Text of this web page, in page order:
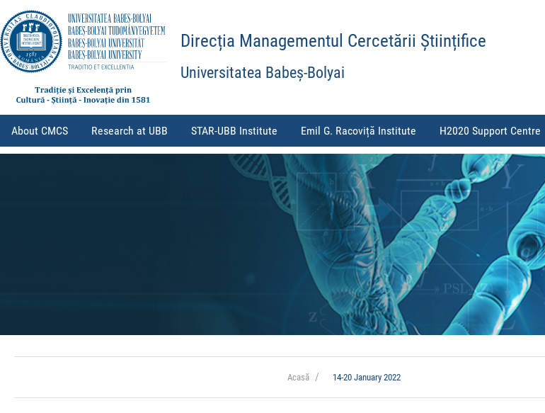
Direcția Managementul Cercetării Științifice
Universitatea Babeș-Bolyai
About CMCS Research at UBB STAR-UBB Institute Emil G. Racoviță Institute H2020 Support Centre
Acasă 14-20 January 2022